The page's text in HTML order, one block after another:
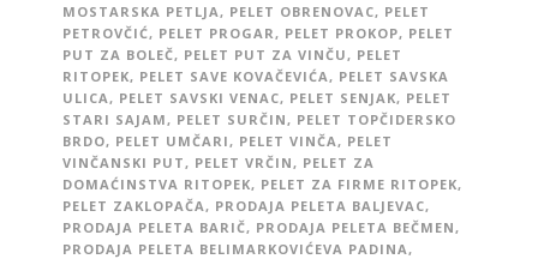
MOSTARSKA PETLJA , PELET OBRENOVAC, PELET
PETROVČIĆ, PELET PROGAR , PELET PROKOP, PELET
PUT ZA BOLEČ, PELET PUT ZA VINČU , PELET
RITOPEK, PELET SAVE KOVAČEVIĆA , PELET SAVSKA
ULICA , PELET SAVSKI VENAC, PELET SENJAK, PELET
STARI SAJAM , PELET SURČIN , PELET TOPČIDERSKO
BRDO, PELET UMČARI , PELET VINČA , PELET
VINČANSKI PUT , PELET VRČIN , PELET ZA
DOMAĆINSTVA RITOPEK, PELET ZA FIRME RITOPEK,
PELET ZAKLOPAČA , PRODAJA PELETA BALJEVAC,
PRODAJA PELETA BARIČ, PRODAJA PELETA BEČMEN ,
PRODAJA PELETA BELIMARKOVIĆEVA PADINA ,